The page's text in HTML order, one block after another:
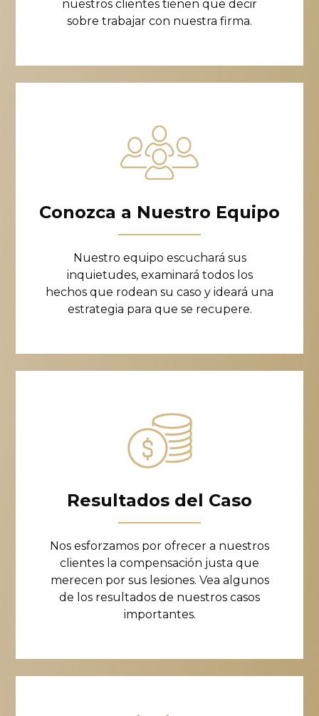
nuestros clientes tienen que decir
sobre trabajar con nuestra firma.
Conozca a Nuestro Equipo
Nuestro equipo escuchará sus
inquietudes, examinará todos los
hechos que rodean su caso y ideará una
estrategia para que se recupere.
Resultados del Caso
Nos esforzamos por ofrecer a nuestros
clientes la compensación justa que
merecen por sus lesiones. Vea algunos
de los resultados de nuestros casos
importantes.